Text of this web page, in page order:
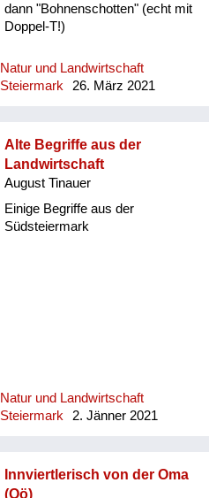
dann "Bohnenschotten" (echt mit
Doppel-T!)
Natur und Landwirtschaft
Steiermark
26. März 2021
Alte Begriffe aus der
Landwirtschaft
August Tinauer
Einige Begriffe aus der
Südsteiermark
Natur und Landwirtschaft
Steiermark
2. Jänner 2021
Innviertlerisch von der Oma
(Oö)